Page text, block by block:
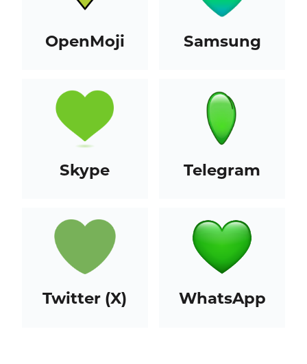
OpenMoji Samsung
Skype Telegram
Twitter (X) WhatsApp